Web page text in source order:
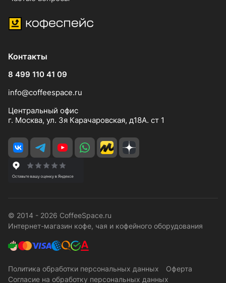
Контакты
8 499 110 41 09
info@coffeespace.ru
Центральный офис
г. Москва, ул. 3я Карачаровская, д18А. ст 1
© 2014 - 2026 CoffeeSpace.ru
Интернет-магазин кофе, чая и кофейного оборудования
Политика обработки персональных данных
Оферта
Согласие на обработку персональных данных